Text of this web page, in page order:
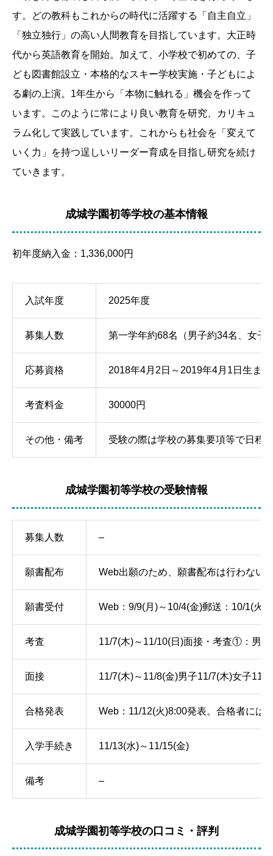
す。どの教科もこれからの時代に活躍する「自主自立」
「独立独行」の高い人間教育を目指しています。大正時
代から英語教育を開始。加えて、小学校で初めての、子
ども図書館設立・本格的なスキー学校実施・子どもによ
る劇の上演。1年生から「本物に触れる」機会を作って
います。このように常により良い教育を研究、カリキュ
ラム化して実践しています。これからも社会を「変えて
いく力」を持つ逞しいリーダー育成を目指し研究を続け
ていきます。
成城学園初等学校の基本情報
初年度納入金 ：1,336,000円
入試年度 2025年度
募集人数 第一学年約68名（男子約34名、女子
応募資格 2018年4月2日～2019年4月1日生ま
考査料金 30000円
その他・備考 受験の際は学校の募集要項等で日程
成城学園初等学校の受験情報
募集人数 –
願書配布 Web出願のため、願書配布は行わない
願書受付 Web：9/9(月)～10/4(金)郵送：10/1(火
考査 11/7(木)～11/10(日)面接・考査①：男
面接 11/7(木)～11/8(金)男子11/7(木)女子11/
合格発表 Web：11/12(火)8:00発表。合格者には
入学手続き 11/13(水)～11/15(金)
備考 –
成城学園初等学校の口コミ・評判